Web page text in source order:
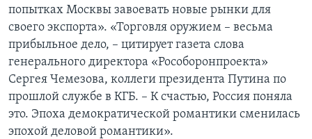
попытках Москвы завоевать новые рынки для
своего экспорта». «Торговля оружием – весьма
прибыльное дело, – цитирует газета слова
генерального директора «Рособоронпроекта»
Сергея Чемезова, коллеги президента Путина по
прошлой службе в КГБ. – К счастью, Россия поняла
это. Эпоха демократической романтики сменилась
эпохой деловой романтики».